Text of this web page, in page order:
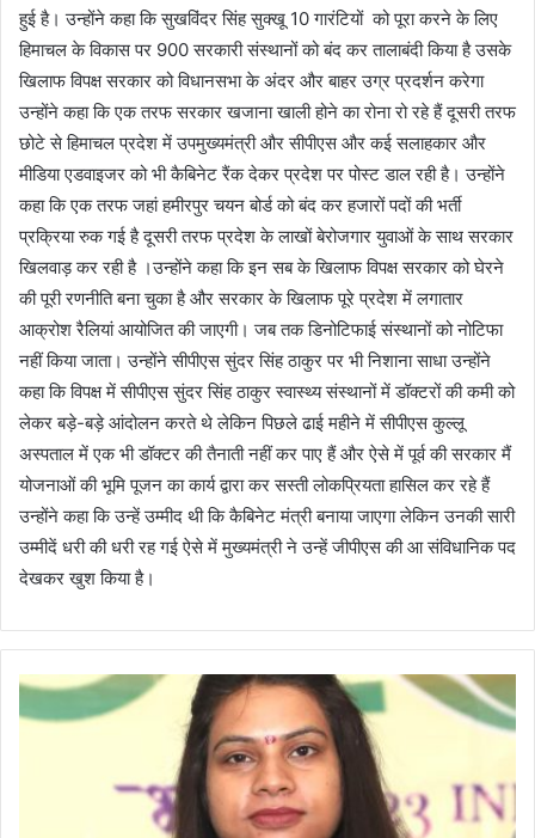
हुई है। उन्होंने कहा कि सुखविंदर सिंह सुक्खू 10 गारंटियों को पूरा करने के लिए
हिमाचल के विकास पर 900 सरकारी संस्थानों को बंद कर तालाबंदी किया है उसके
खिलाफ विपक्ष सरकार को विधानसभा के अंदर और बाहर उग्र प्रदर्शन करेगा
उन्होंने कहा कि एक तरफ सरकार खजाना खाली होने का रोना रो रहे हैं दूसरी तरफ
छोटे से हिमाचल प्रदेश में उपमुख्यमंत्री और सीपीएस और कई सलाहकार और
मीडिया एडवाइजर को भी कैबिनेट रैंक देकर प्रदेश पर पोस्ट डाल रही है। उन्होंने
कहा कि एक तरफ जहां हमीरपुर चयन बोर्ड को बंद कर हजारों पदों की भर्ती
प्रक्रिया रुक गई है दूसरी तरफ प्रदेश के लाखों बेरोजगार युवाओं के साथ सरकार
खिलवाड़ कर रही है ।उन्होंने कहा कि इन सब के खिलाफ विपक्ष सरकार को घेरने
की पूरी रणनीति बना चुका है और सरकार के खिलाफ पूरे प्रदेश में लगातार
आक्रोश रैलियां आयोजित की जाएगी। जब तक डिनोटिफाई संस्थानों को नोटिफा
नहीं किया जाता। उन्होंने सीपीएस सुंदर सिंह ठाकुर पर भी निशाना साधा उन्होंने
कहा कि विपक्ष में सीपीएस सुंदर सिंह ठाकुर स्वास्थ्य संस्थानों में डॉक्टरों की कमी को
लेकर बड़े-बड़े आंदोलन करते थे लेकिन पिछले ढाई महीने में सीपीएस कुल्लू
अस्पताल में एक भी डॉक्टर की तैनाती नहीं कर पाए हैं और ऐसे में पूर्व की सरकार मैं
योजनाओं की भूमि पूजन का कार्य द्वारा कर सस्ती लोकप्रियता हासिल कर रहे हैं
उन्होंने कहा कि उन्हें उम्मीद थी कि कैबिनेट मंत्री बनाया जाएगा लेकिन उनकी सारी
उम्मीदें धरी की धरी रह गई ऐसे में मुख्यमंत्री ने उन्हें जीपीएस की आ संविधानिक पद
देखकर खुश किया है।